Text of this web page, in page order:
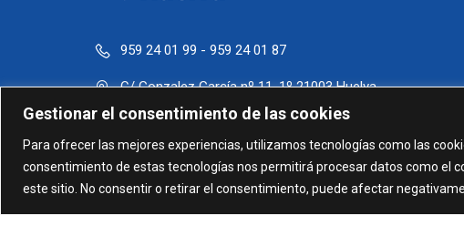
Gestionar el consentimiento de las cookies
Para ofrecer las mejores experiencias, utilizamos tecnologías como las
consentimiento de estas tecnologías nos permitirá procesar datos como el
este sitio. No consentir o retirar el consentimiento, puede afectar
959 24 01 99 - 959 24 01 87
C/ Gonzalez García nº 11, 1º 21003 Huelva
administracion@comhuelva.com